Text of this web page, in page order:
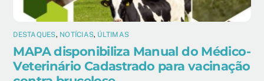
DESTAQUES, NOTÍCIAS, ÚLTIMAS
MAPA disponibiliza Manual do Médico-
Veterinário Cadastrado para vacinação